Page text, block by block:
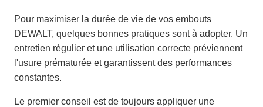
Pour maximiser la durée de vie de vos embouts
DEWALT, quelques bonnes pratiques sont à adopter. Un
entretien régulier et une utilisation correcte préviennent
l'usure prématurée et garantissent des performances
constantes.
Le premier conseil est de toujours appliquer une